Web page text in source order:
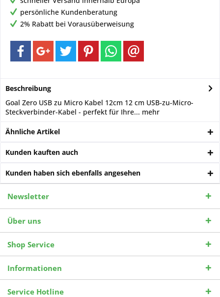
persönliche Kundenberatung
2% Rabatt bei Vorausüberweisung
Beschreibung
Goal Zero USB zu Micro Kabel 12cm 12 cm USB-zu-Micro-
Steckverbinder-Kabel - perfekt für Ihre... mehr
Ähnliche Artikel
Kunden kauften auch
Kunden haben sich ebenfalls angesehen
Newsletter
Über uns
Shop Service
Informationen
Service Hotline